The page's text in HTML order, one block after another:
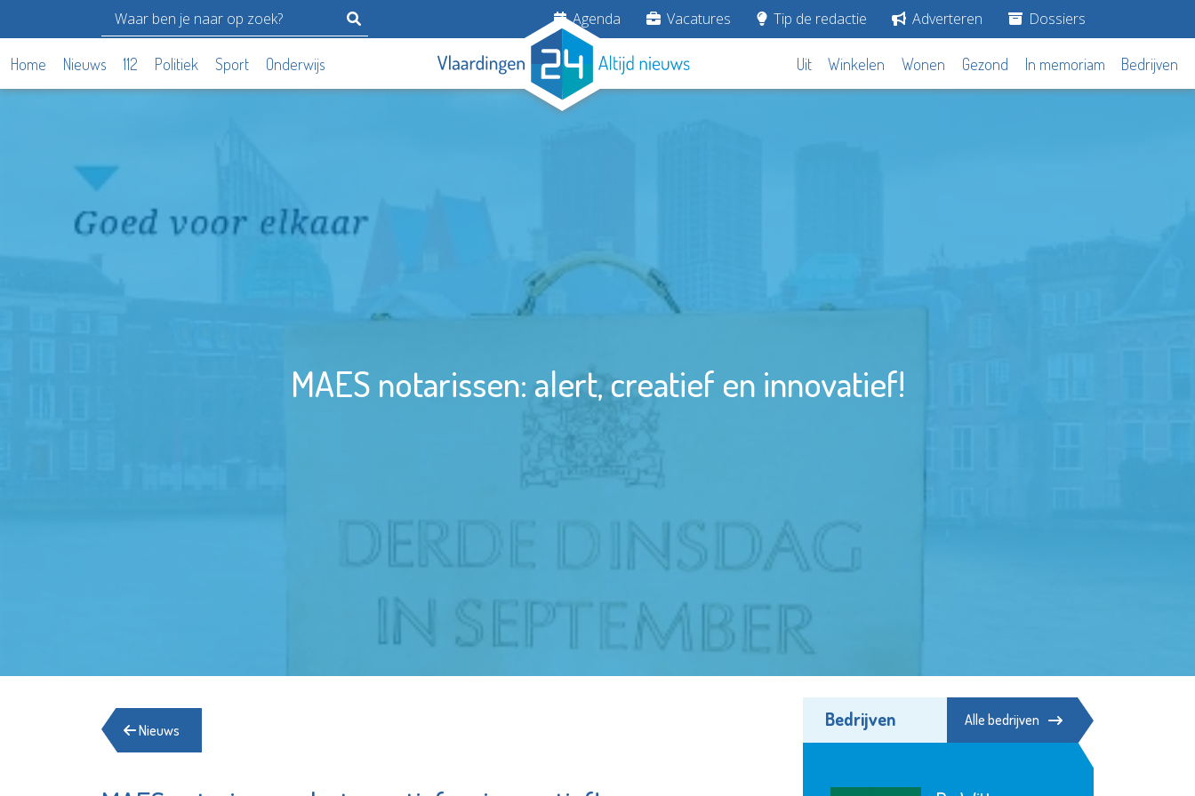
Agenda Vacatures Tip de redactie Adverteren Dossiers
Home Nieuws 112 Politiek Sport Onderwijs Uit Winkelen Wonen Gezond In memoriam Bedrijven
MAES notarissen: alert, creatief en innovatief!
Nieuws Bedrijven Alle bedrijven